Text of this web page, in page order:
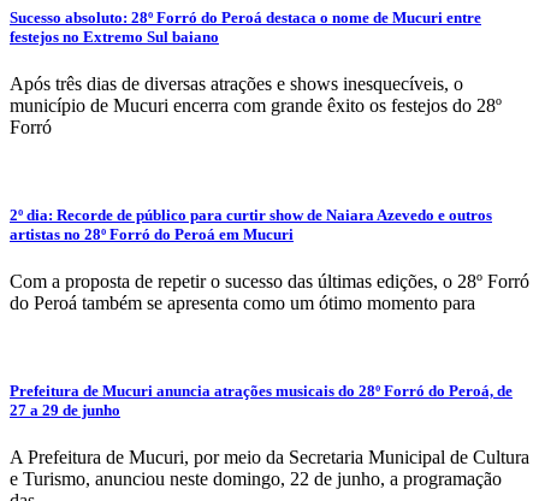
Sucesso absoluto: 28º Forró do Peroá destaca o nome de Mucuri entre
festejos no Extremo Sul baiano
Após três dias de diversas atrações e shows inesquecíveis, o
município de Mucuri encerra com grande êxito os festejos do 28º
Forró
2º dia: Recorde de público para curtir show de Naiara Azevedo e outros
artistas no 28º Forró do Peroá em Mucuri
Com a proposta de repetir o sucesso das últimas edições, o 28º Forró
do Peroá também se apresenta como um ótimo momento para
Prefeitura de Mucuri anuncia atrações musicais do 28º Forró do Peroá, de
27 a 29 de junho
A Prefeitura de Mucuri, por meio da Secretaria Municipal de Cultura
e Turismo, anunciou neste domingo, 22 de junho, a programação